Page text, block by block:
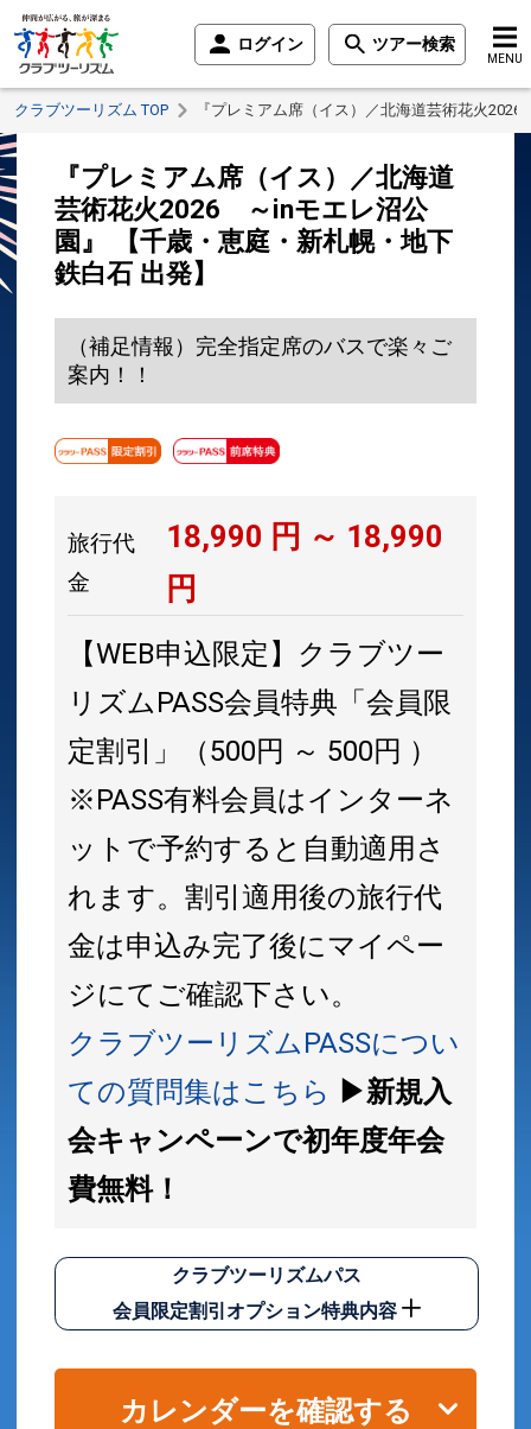
ログイン ツアー検索
MENU
クラブツーリズム TOP 『プレミアム席（イス）／北海道芸術花火
『プレミアム席（イス）／北海道
芸術花火2026 ～inモエレ沼公
園』 【千歳・恵庭・新札幌・地下
鉄白石 出発】
（補足情報）完全指定席のバスで楽々ご
案内！！
旅行代
金
18,990 円 ～ 18,990
円
【WEB申込限定】クラブツー
リズムPASS会員特典「会員限
定割引」（500円 ～ 500円 ）
※PASS有料会員はインターネ
ットで予約すると自動適用さ
れます。割引適用後の旅行代
金は申込み完了後にマイペー
ジにてご確認下さい。
クラブツーリズムPASSについ
ての質問集はこちら ▶新規入
会キャンペーンで初年度年会
費無料！
クラブツーリズムパス
会員限定割引オプション特典内容
カレンダーを確認する